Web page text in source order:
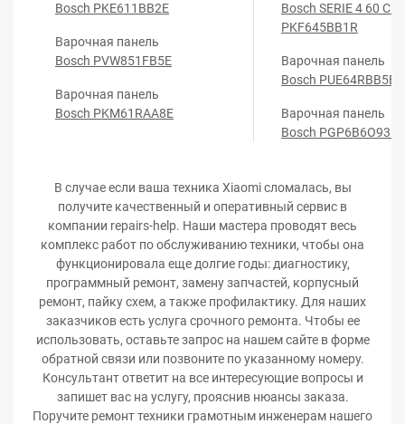
Bosch PKE611BB2E
Варочная панель
Bosch PVW851FB5E
Варочная панель
Bosch PKM61RAA8E
Bosch SERIE 4 60 CM
PKF645BB1R
Варочная панель
Bosch PUE64RBB5E
Варочная панель
Bosch PGP6B6O93R
В случае если ваша техника Xiaomi сломалась, вы
получите качественный и оперативный сервис в
компании repairs-help. Наши мастера проводят весь
комплекс работ по обслуживанию техники, чтобы она
функционировала еще долгие годы: диагностику,
программный ремонт, замену запчастей, корпусный
ремонт, пайку схем, а также профилактику. Для наших
заказчиков есть услуга срочного ремонта. Чтобы ее
использовать, оставьте запрос на нашем сайте в форме
обратной связи или позвоните по указанному номеру.
Консультант ответит на все интересующие вопросы и
запишет вас на услугу, прояснив нюансы заказа.
Поручите ремонт техники грамотным инженерам нашего